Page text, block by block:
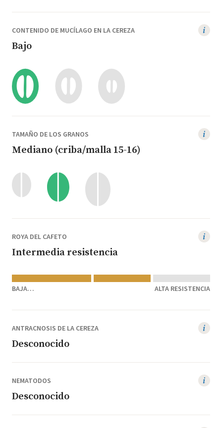
CONTENIDO DE MUCÍLAGO EN LA CEREZA
Bajo
TAMAÑO DE LOS GRANOS
Mediano (criba/malla 15-16)
ROYA DEL CAFETO
Intermedia resistencia
BAJA
ALTA RESISTENCIA
ANTRACNOSIS DE LA CEREZA
Desconocido
NEMATODOS
Desconocido